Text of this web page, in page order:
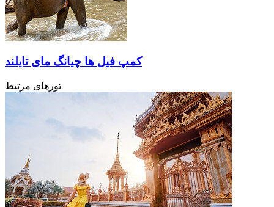
کمپ فیل ها چیانگ مای تایلند
تورهای مرتبط